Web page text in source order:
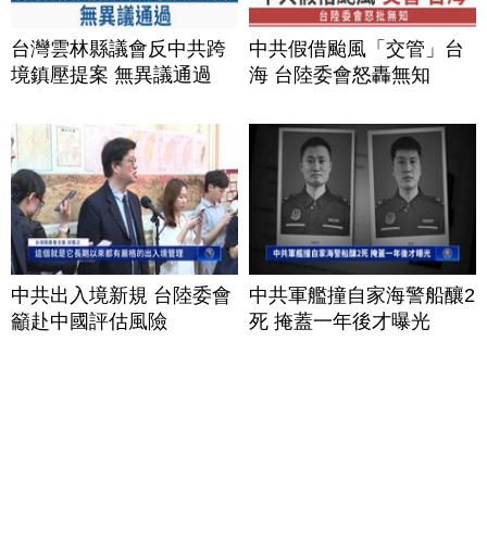
台灣雲林縣議會反中共跨
境鎮壓提案 無異議通過
中共假借颱風「交管」台
海 台陸委會怒轟無知
中共出入境新規 台陸委會
籲赴中國評估風險
中共軍艦撞自家海警船釀2
死 掩蓋一年後才曝光